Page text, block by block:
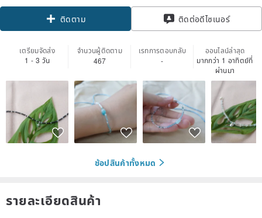
ติดตาม ติดต่อดีไซเนอร์
เตรียมจัดส่ง
1 - 3 วัน
จำนวนผู้ติดตาม
467
เรทการตอบกลับ
-
ออนไลน์ล่าสุด
มากกว่า 1 อาทิตย์ที่
ผ่านมา
ช้อปสินค้าทั้งหมด
รายละเอียดสินค้า